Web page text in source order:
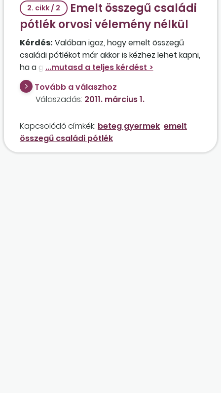
2. cikk / 2
Emelt összegű családi
pótlék orvosi vélemény nélkül
Kérdés: Valóban igaz, hogy emelt összegű
családi pótlékot már akkor is kézhez lehet kapni,
ha a gyermeket nem látta a szakorvosi
bizottság?
Tovább a válaszhoz
Válaszadás: 2011. március 1.
Kapcsolódó címkék: beteg gyermek emelt
összegű családi pótlék